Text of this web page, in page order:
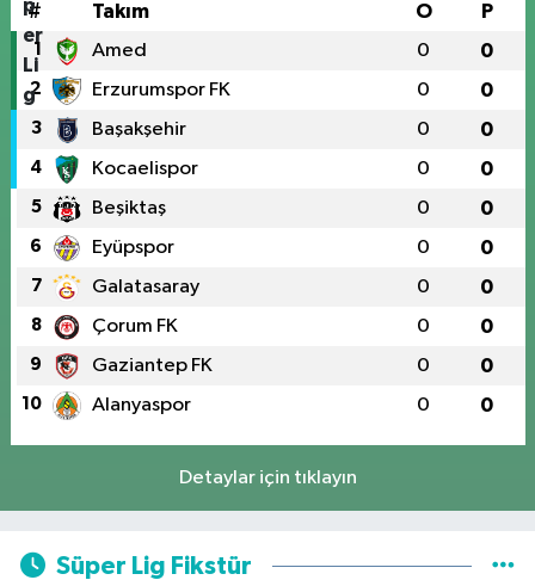
# Takım O P
1 Amed 0 0
2 Erzurumspor FK 0 0
3 Başakşehir 0 0
4 Kocaelispor 0 0
5 Beşiktaş 0 0
6 Eyüpspor 0 0
7 Galatasaray 0 0
8 Çorum FK 0 0
9 Gaziantep FK 0 0
10 Alanyaspor 0 0
Detaylar için tıklayın
Süper Lig Fikstür